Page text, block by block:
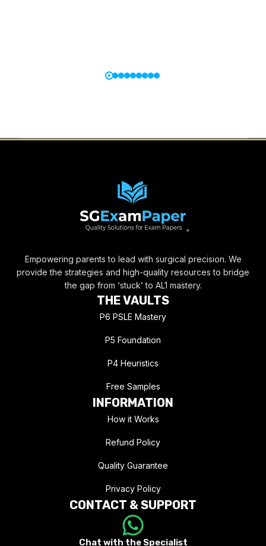
Empowering parents to lead with surgical precision. We
provide the strategies and high-quality resources to bridge
the gap from ‘stuck’ to AL1 mastery.
THE VAULTS
P6 PSLE Mastery
P5 Foundation
P4 Heuristics
Free Samples
INFORMATION
How it Works
Refund Policy
Quality Guarantee
Privacy Policy
CONTACT & SUPPORT
Chat with the Specialist